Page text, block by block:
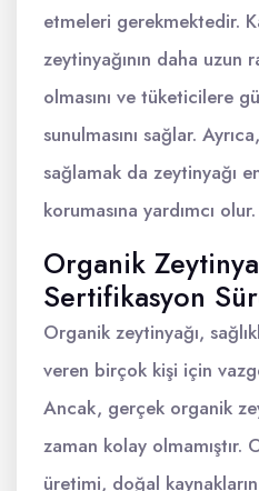
etmeleri gerekmektedir.
zeytinyağının daha uzun
olmasını ve tüketicilere
sunulmasını sağlar.
sağlamak da zeytinyağı
korumasına yardımcı olur.
Organik
Sertifikasyon
Organik zeytinyağı,
veren birçok kişi için
Ancak, gerçek organik
zaman kolay olmamıştır.
üretimi, doğal